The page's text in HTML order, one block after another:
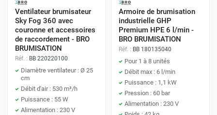
Ventilateur brumisateur
Sky Fog 360 avec
couronne et accessoires
de raccordement - BRO
BRUMISATION
Réf. : BB 220220100
Diamètre ventilateur : Ø 25
cm
Débit d'air : 530 m³/h
Puissance : 55 W
Alimentation : 230 V
Armoire de brumisation
industrielle GHP
Premium HPE 6 l/min -
BRO BRUMISATION
Réf. : BB 180135040
Pour 1 à 8 unités
Débit max : 6 l/min
Puissance : 1,1 kW
Pression : 60 bar
Alimentation : 230 V